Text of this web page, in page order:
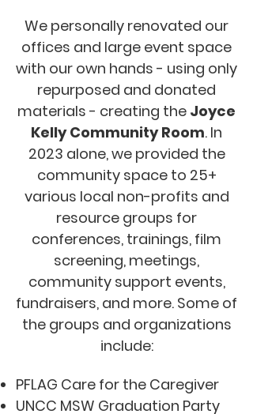
We personally renovated our
offices and large event space
with our own hands - using only
repurposed and donated
materials - creating the Joyce
Kelly Community Room. In
2023 alone, we provided the
community space to 25+
various local non-profits and
resource groups for
conferences, trainings, film
screening, meetings,
community support events,
fundraisers, and more. Some of
the groups and organizations
include:
PFLAG Care for the Caregiver
UNCC MSW Graduation Party